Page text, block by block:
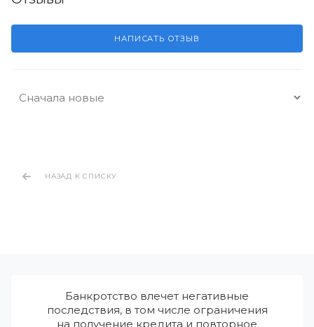
НАПИСАТЬ ОТЗЫВ
НАЗАД К СПИСКУ
Банкротство влечет негативные
последствия, в том числе ограничения
на получение кредита и повторное